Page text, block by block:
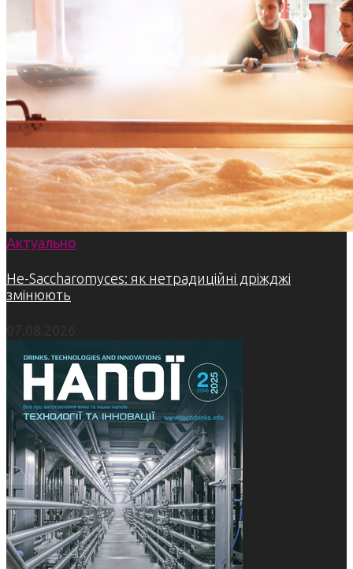
Актуально
Не-Saccharomyces: як нетрадиційні дріжджі
змінюють